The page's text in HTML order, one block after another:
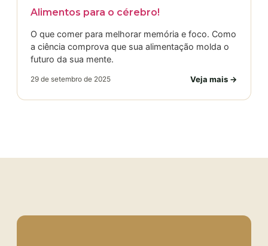
Alimentos para o cérebro!
O que comer para melhorar memória e foco. Como
a ciência comprova que sua alimentação molda o
futuro da sua mente.
29 de setembro de 2025 Veja mais →